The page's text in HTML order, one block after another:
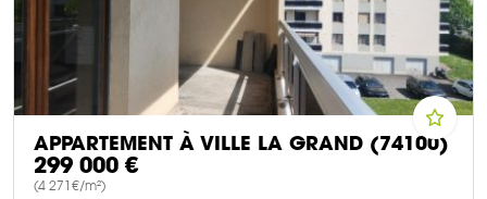
APPARTEMENT À VILLE LA GRAND (74100)
299 000 €
(4 271€/m²)